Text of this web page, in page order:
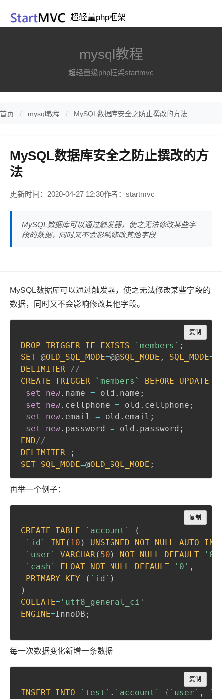
超轻量php框架
mysql教程
超轻量级php框架startmvc
首页 mysql教程 MySQL数据库安全之防止撰改的方法
MySQL数据库安全之防止撰改的方
法
更新时间：2020-04-27 12:30作者：startmvc
MySQL数据库可以通过触发器，使之无法修改某些字
段的数据，同时又不会影响修改其他字段
MySQL数据库可以通过触发器，使之无法修改某些字段的
数据，同时又不会影响修改其他字段。
DROP TRIGGER IF EXISTS ` members ` ;
SET @OLD_SQL_MODE=@@SQL_MODE , SQL_MODE=
DELIMITER //
CREATE TRIGGER ` members ` BEFORE UPDATE
set
new. name = old . name ;
set
new. cellphone = old . cellphone ;
set
new. email = old . email ;
set
new. password = old . password ;
END//
DELIMITER
;
SET SQL_MODE=@OLD_SQL_MODE ;
复制
Copy
再举一个例子：
CREATE TABLE ` account `
(
` id ` INT( 10 ) UNSIGNED NOT NULL
` user` VARCHAR( 50 ) NOT NULL DEFAULT '0'
` cash` FLOAT NOT NULL DEFAULT '0' ,
PRIMARY
KEY ( ` id ` )
)
COLLATE= 'utf8_general_ci'
ENGINE=InnoDB ;
复制
Copy
每一次数据变化新增一条数据
INSERT INTO ` test ` . ` account ` ( ` user` , `
复制
Copy